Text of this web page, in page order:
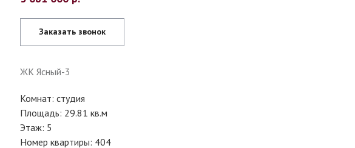
Заказать звонок
ЖК Ясный-3
Комнат: студия
Площадь: 29.81 кв.м
Этаж: 5
Номер квартиры: 404